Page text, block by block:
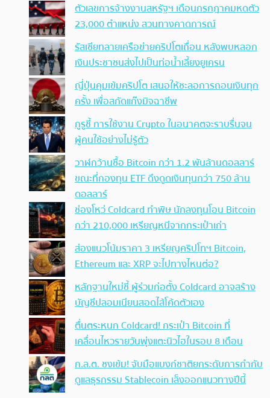
ตัวเลขการจ้างงานสหรัฐฯ เดือนกรกฎาคมหดตัว
23,000 ตำแหน่ง สวนทางคาดการณ์
รัสเซียทลายเครือข่ายคริปโตเถื่อน หลังพบหลอก
เงินประชาชนส่งไปเป็นท่อน้ำเลี้ยงยูเครน
ญี่ปุ่นคุมเข้มคริปโต เสนอให้ชะลอการถอนเงินทุก
ครั้ง เพื่อสกัดแก๊งมิจฉาชีพ
กูรูชี้ การใช้งาน Crypto ในอนาคตจะราบรื่นจน
ผู้คนใช้อย่างไม่รู้ตัว
วาฬกว้านซื้อ Bitcoin กว่า 1.2 พันล้านดอลลาร์
ขณะที่กองทุน ETF ดึงดูดเงินทุนกว่า 750 ล้าน
ดอลลาร์
ช่องโหว่ Coldcard ทำพิษ นักลงทุนโอน Bitcoin
กว่า 210,000 เหรียญหนีจากกระเป๋าเก่า
ส่องแนวโน้มราคา 3 เหรียญคริปโทฯ Bitcoin,
Ethereum และ XRP จะไปทางไหนต่อ?
หลักฐานใหม่ชี้ ผู้ร่วมก่อตั้ง Coldcard อาจสร้าง
บัญชีปลอมเนียนสอดไส้โค้ดตัวเอง
ตื่นตระหนก Coldcard! กระเป๋า Bitcoin ที่
เคลื่อนไหวรายวันพุ่งแตะนิวไฮในรอบ 8 เดือน
ก.ล.ต. ชงเข้ม! จับมือแบงก์ชาติยกระดับการกำกับ
ดูแลธุรกรรม Stablecoin เล็งออกแนวทางปีนี้